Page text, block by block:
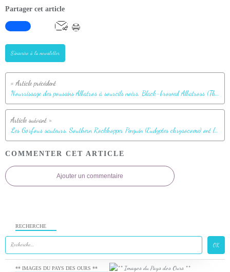
Partager cet article
S'inscrire à la newsletter
Nourrissage des poussins Albatros à sourcils noirs, Black-browed Albatross (Thalassarche melanophris) - Coffin's Harbour - New Island - Falkland (Malvinas, Malouines) - Grande-Bretagne
Les Gorfous sauteurs, Southern Rockhopper Penguin (Eudyptes chrysocome) ont leur territoire, mais empiètent aussi sur celui des Albatros - Coffin's Harbour - New Island - Falkland, Grande-Bretagne
COMMENTER CET ARTICLE
Ajouter un commentaire
RECHERCHE
** IMAGES DU PAYS DES OURS **